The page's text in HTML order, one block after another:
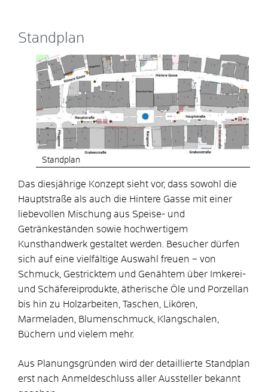
Standplan
Standplan
Das diesjährige Konzept sieht vor, dass sowohl die
Hauptstraße als auch die Hintere Gasse mit einer
liebevollen Mischung aus Speise- und
Getränkeständen sowie hochwertigem
Kunsthandwerk gestaltet werden. Besucher dürfen
sich auf eine vielfältige Auswahl freuen – von
Schmuck, Gestricktem und Genähtem über Imkerei-
und Schäfereiprodukte, ätherische Öle und Porzellan
bis hin zu Holzarbeiten, Taschen, Likören,
Marmeladen, Blumenschmuck, Klangschalen,
Büchern und vielem mehr.
Aus Planungsgründen wird der detaillierte Standplan
erst nach Anmeldeschluss aller Aussteller bekannt